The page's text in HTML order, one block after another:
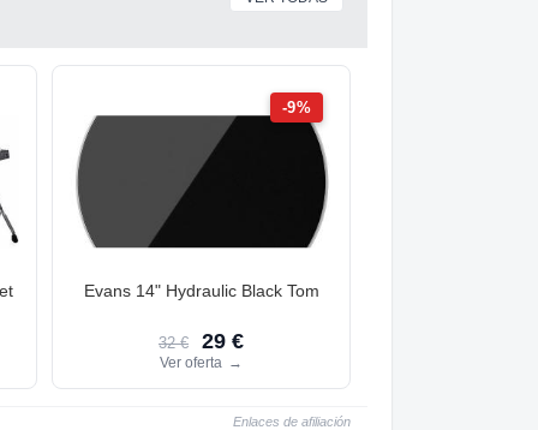
-9%
Evans 14" Hydraulic Black Tom
32 € 29 €
Ver oferta →
Enlaces de afiliación